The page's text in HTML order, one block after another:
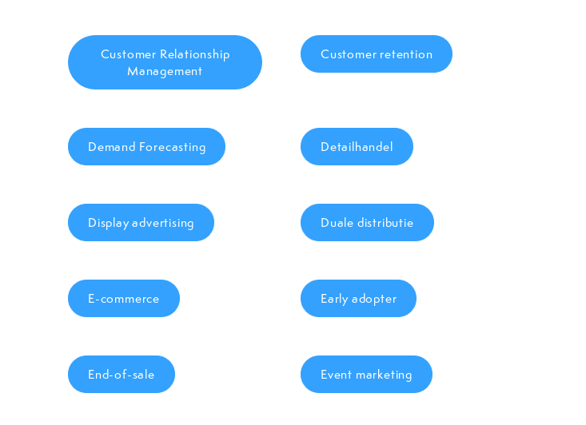
Customer Relationship
Management
Customer retention
Demand Forecasting Detailhandel
Display advertising Duale distributie
E-commerce Early adopter
End-of-sale Event marketing